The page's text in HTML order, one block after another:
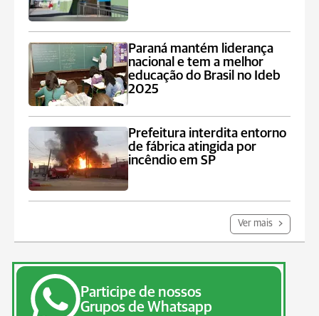
Paraná mantém liderança
nacional e tem a melhor
educação do Brasil no Ideb
2025
Prefeitura interdita entorno
de fábrica atingida por
incêndio em SP
Ver mais
Participe de nossos
Grupos de Whatsapp